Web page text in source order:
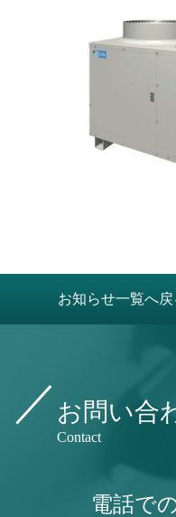
お知らせ一覧へ戻
お問い合
Contact
電話で